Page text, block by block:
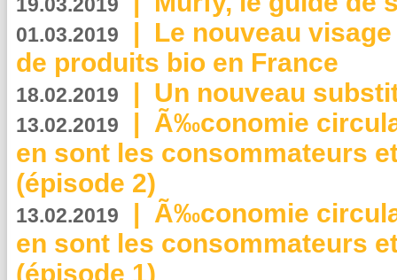
01.03.2019 | Le nouveau
de produits bio en France
18.02.2019 | Un nouveau
13.02.2019 | Ã‰conomie
en sont les consommateurs
(épisode 2)
13.02.2019 | Ã‰conomie
en sont les consommateurs
(épisode 1)